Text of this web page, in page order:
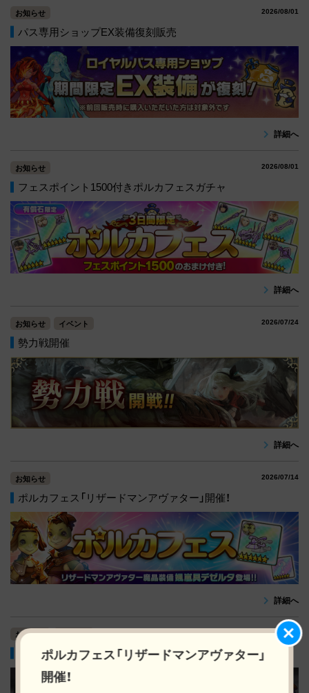
お知らせ 2026/08/01
パス専用ショップEX装備復刻販売
詳細へ
お知らせ 2026/08/01
フェスポイント1500付きポルカフェスガチャ
詳細へ
お知らせ イベント 2026/07/24
勢力戦開催
詳細へ
お知らせ 2026/07/14
ポルカフェス「リザードマンアヴァター」開催！
詳細へ
お知らせ イベント 2026/07/14
8.5周年記念キャンペーン開催！
ポルカフェス「リザードマンアヴァター」
開催！